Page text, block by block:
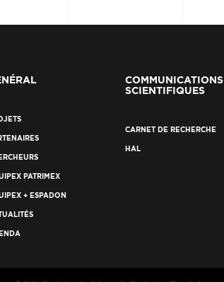
PATRIMEX
+ ESPADON
COMMUNICATIONS
SCIENTIFIQUES
CARNET DE RECHERCHE
HAL